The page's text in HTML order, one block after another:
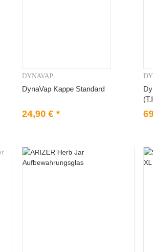
DYNAVAP
DynaVap Kappe Standard
24,90 € *